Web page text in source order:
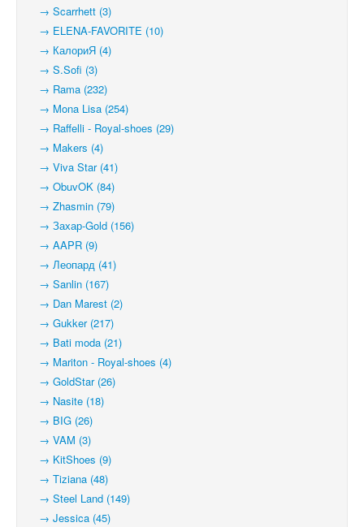
→ Scarrhett (3)
→ ELENA-FAVORITE (10)
→ КалориЯ (4)
→ S.Sofi (3)
→ Rama (232)
→ Mona Lisa (254)
→ Raffelli - Royal-shoes (29)
→ Makers (4)
→ Viva Star (41)
→ ObuvOK (84)
→ Zhasmin (79)
→ Захар-Gold (156)
→ AAPR (9)
→ Леопард (41)
→ Sanlin (167)
→ Dan Marest (2)
→ Gukker (217)
→ Bati moda (21)
→ Mariton - Royal-shoes (4)
→ GoldStar (26)
→ Nasite (18)
→ BIG (26)
→ VAM (3)
→ KitShoes (9)
→ Tiziana (48)
→ Steel Land (149)
→ Jessica (45)